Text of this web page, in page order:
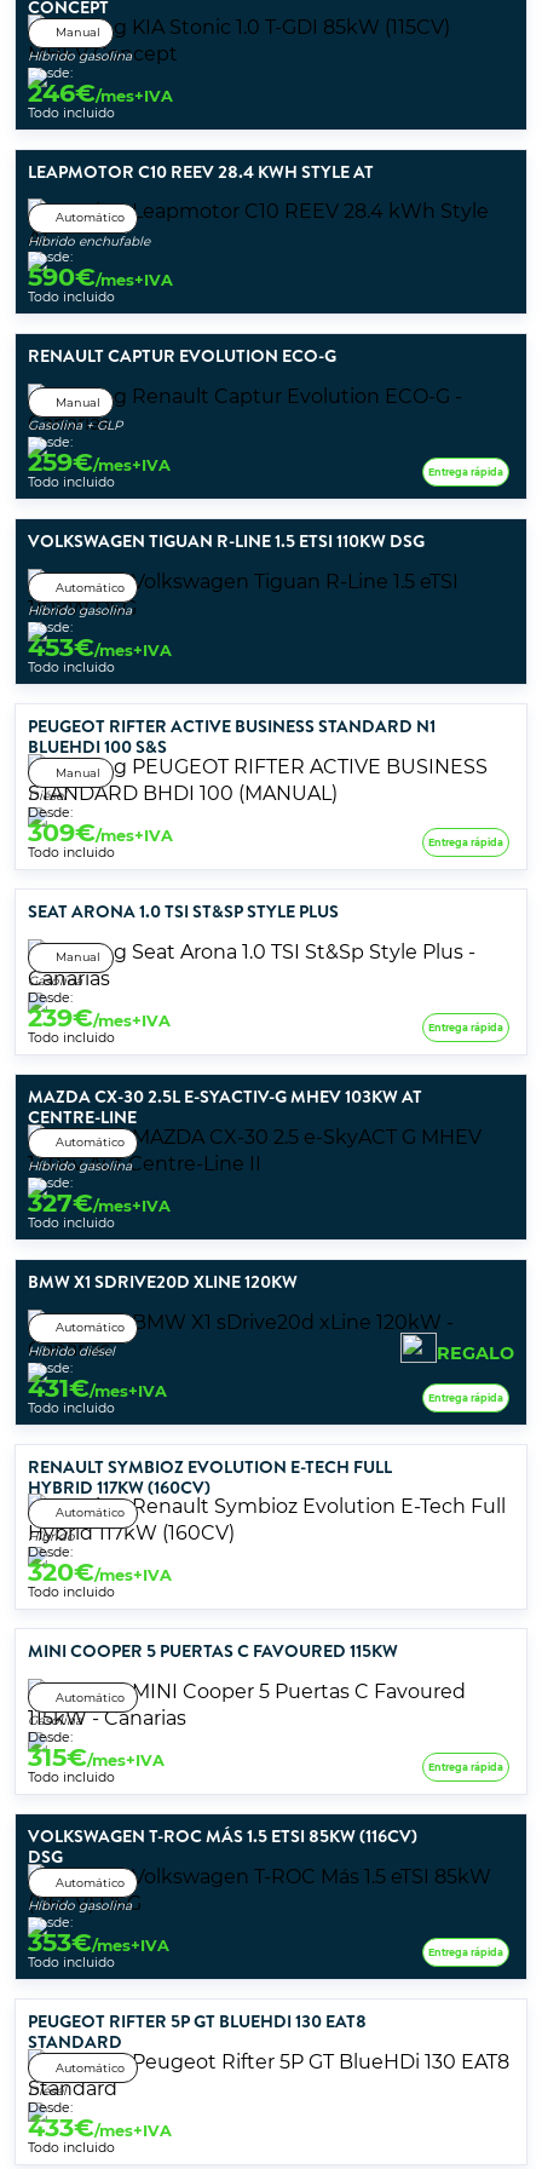
CONCEPT
Manual
Híbrido gasolina
Desde:
246€/mes+IVA
Todo incluido
LEAPMOTOR C10 REEV 28.4 KWH STYLE AT
Automático
Híbrido enchufable
Desde:
590€/mes+IVA
Todo incluido
RENAULT CAPTUR EVOLUTION ECO-G
Manual
Gasolina + GLP
Desde:
259€/mes+IVA
Todo incluido
Entrega rápida
VOLKSWAGEN TIGUAN R-LINE 1.5 ETSI 110KW DSG
Automático
Híbrido gasolina
Desde:
453€/mes+IVA
Todo incluido
PEUGEOT RIFTER ACTIVE BUSINESS STANDARD N1
BLUEHDI 100 S&S
Manual
Diésel
Desde:
309€/mes+IVA
Todo incluido
Entrega rápida
SEAT ARONA 1.0 TSI ST&SP STYLE PLUS
Manual
Gasolina
Desde:
239€/mes+IVA
Todo incluido
Entrega rápida
MAZDA CX-30 2.5L E-SYACTIV-G MHEV 103KW AT
CENTRE-LINE
Automático
Híbrido gasolina
Desde:
327€/mes+IVA
Todo incluido
BMW X1 SDRIVE20D XLINE 120KW
Automático
Híbrido diésel REGALO
Desde:
431€/mes+IVA
Todo incluido
Entrega rápida
RENAULT SYMBIOZ EVOLUTION E-TECH FULL
HYBRID 117KW (160CV)
Automático
Híbrido
Desde:
320€/mes+IVA
Todo incluido
MINI COOPER 5 PUERTAS C FAVOURED 115KW
Automático
Gasolina
Desde:
315€/mes+IVA
Todo incluido
Entrega rápida
VOLKSWAGEN T-ROC MÁS 1.5 ETSI 85KW (116CV)
DSG
Automático
Híbrido gasolina
Desde:
353€/mes+IVA
Todo incluido
Entrega rápida
PEUGEOT RIFTER 5P GT BLUEHDI 130 EAT8
STANDARD
Automático
Diésel
Desde:
433€/mes+IVA
Todo incluido